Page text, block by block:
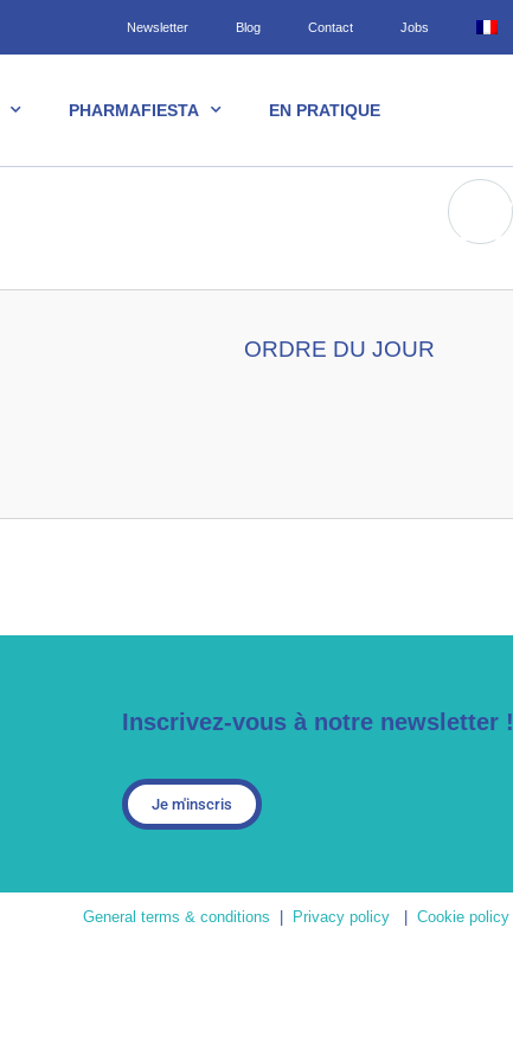
Newsletter Blog Contact Jobs
PHARMAFIESTA EN PRATIQUE
ORDRE DU JOUR
Inscrivez-vous à notre newsletter !
Je m'inscris
General terms & conditions Privacy policy Cookie policy